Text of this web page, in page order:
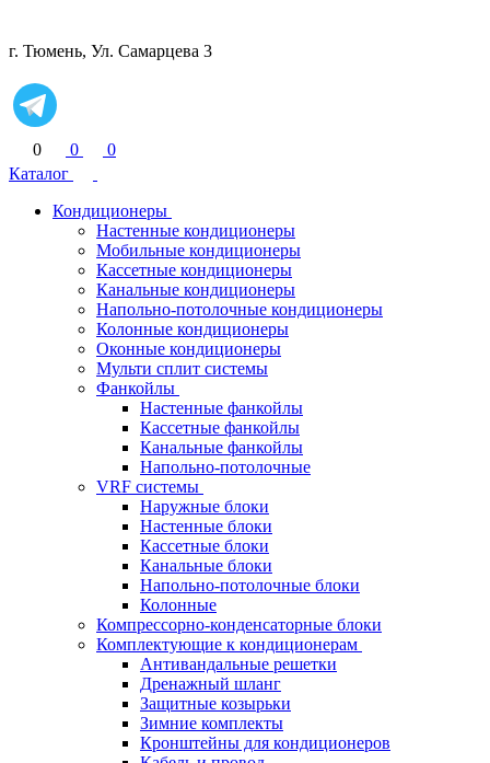
г. Тюмень, Ул. Самарцева 3
0 0
0
Каталог
Кондиционеры
Настенные кондиционеры
Мобильные кондиционеры
Кассетные кондиционеры
Канальные кондиционеры
Напольно-потолочные кондиционеры
Колонные кондиционеры
Оконные кондиционеры
Мульти сплит системы
Фанкойлы
Настенные фанкойлы
Кассетные фанкойлы
Канальные фанкойлы
Напольно-потолочные
VRF системы
Наружные блоки
Настенные блоки
Кассетные блоки
Канальные блоки
Напольно-потолочные блоки
Колонные
Компрессорно-конденсаторные блоки
Комплектующие к кондиционерам
Антивандальные решетки
Дренажный шланг
Защитные козырьки
Зимние комплекты
Кронштейны для кондиционеров